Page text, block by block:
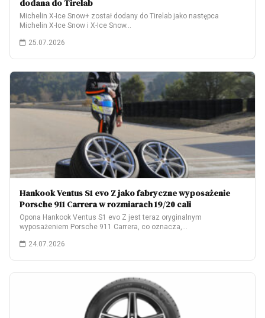
dodana do Tirelab
Michelin X-Ice Snow+ został dodany do Tirelab jako następca
Michelin X-Ice Snow i X-Ice Snow…
25.07.2026
Hankook Ventus S1 evo Z jako fabryczne wyposażenie
Porsche 911 Carrera w rozmiarach 19/20 cali
Opona Hankook Ventus S1 evo Z jest teraz oryginalnym
wyposażeniem Porsche 911 Carrera, co oznacza,…
24.07.2026